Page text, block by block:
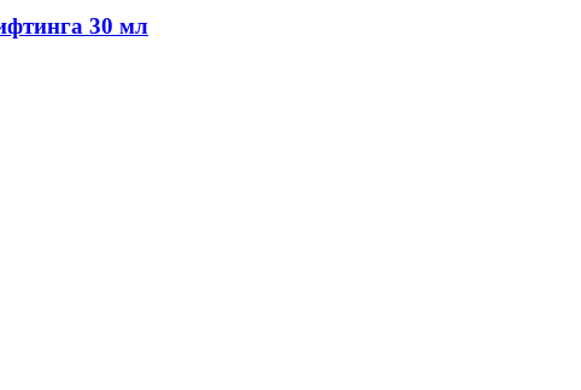
30 мл